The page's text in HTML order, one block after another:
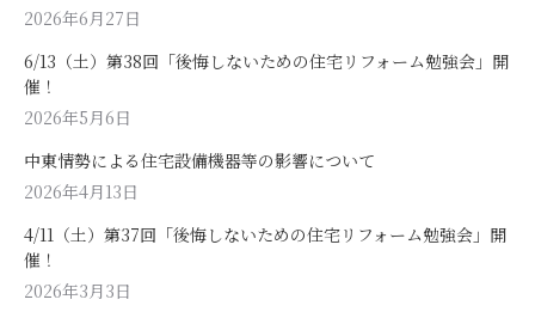
2026年6月27日
6/13（土）第38回「後悔しないための住宅リフォーム勉強会」開
催！
2026年5月6日
中東情勢による住宅設備機器等の影響について
2026年4月13日
4/11（土）第37回「後悔しないための住宅リフォーム勉強会」開
催！
2026年3月3日